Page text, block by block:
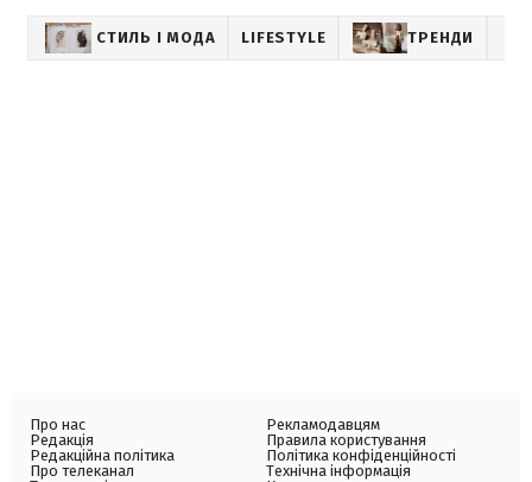
СТИЛЬ І МОДА LIFESTYLE ТРЕНДИ
Про нас
Редакція
Редакційна політика
Про телеканал
Рекламодавцям
Правила користування
Політика конфіденційності
Технічна інформація